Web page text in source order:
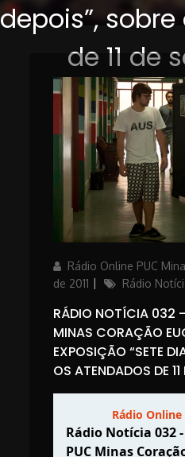
depois”,
de 11 de
AuthorRádio Online PUC
de 2011
Categories
Rádio
RÁDIO NOTÍCIA 032
MINAS CORAÇÃO
EXPOSIÇÃO “SETE
OS ATENDADOS DE